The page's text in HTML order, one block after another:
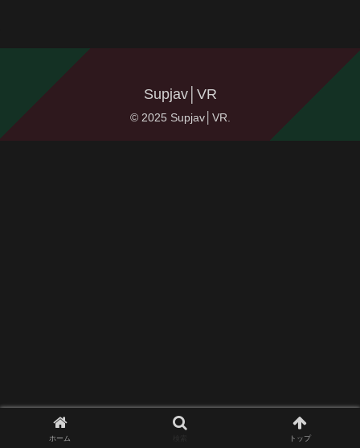
Supjav│VR
© 2025 Supjav│VR.
ホーム トップ